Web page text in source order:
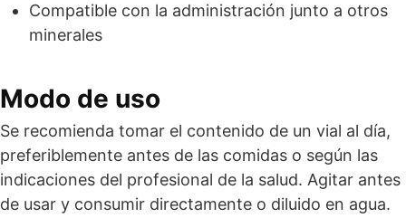
Compatible con la administración junto a otros
minerales
Modo de uso
Se recomienda tomar el contenido de un vial al día,
preferiblemente antes de las comidas o según las
indicaciones del profesional de la salud. Agitar antes
de usar y consumir directamente o diluido en agua.